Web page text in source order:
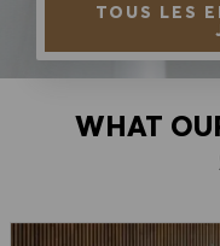
TOUS LES
WHAT